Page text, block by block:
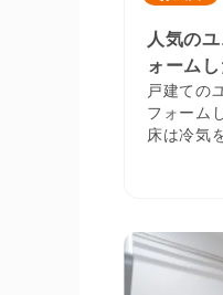
人気の
ォーム
戸建ての
フォーム
床は冷気